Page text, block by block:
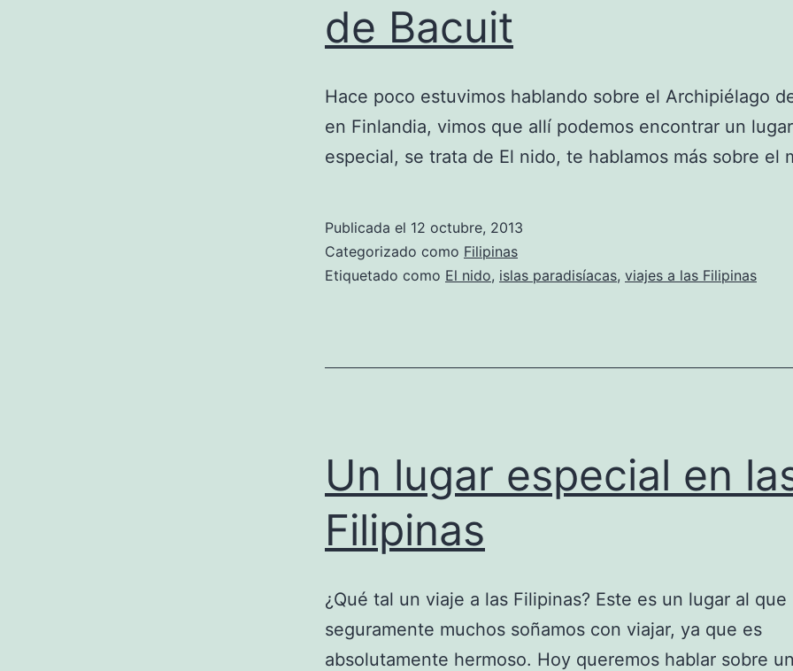
de Bacuit
Hace poco estuvimos hablando sobre el Archipiélago
en Finlandia, vimos que allí podemos encontrar un
especial, se trata de El nido, te hablamos más sobre el
Publicada el 12 octubre, 2013
Categorizado como Filipinas
Etiquetado como El nido, islas paradisíacas, viajes a las Filipinas
Un lugar especial en
Filipinas
¿Qué tal un viaje a las Filipinas? Este es un lugar al que
seguramente muchos soñamos con viajar, ya que es
absolutamente hermoso. Hoy queremos hablar sobre